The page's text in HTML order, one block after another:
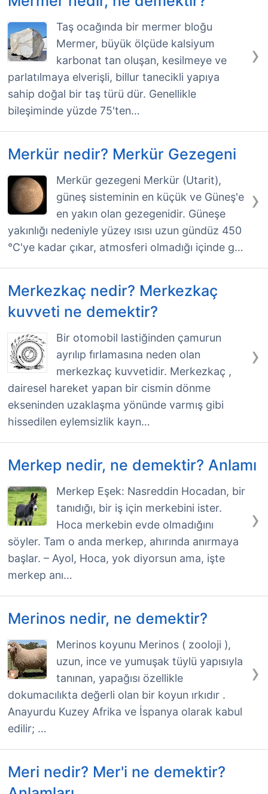
›
Taş ocağında bir mermer bloğu
Mermer, büyük ölçüde kalsiyum
karbonat tan oluşan, kesilmeye ve
parlatılmaya elverişli, billur tanecikli yapıya
sahip doğal bir taş türü dür. Genellikle
bileşiminde yüzde 75'ten…
Merkür nedir? Merkür Gezegeni
›
Merkür gezegeni Merkür (Utarit),
güneş sisteminin en küçük ve Güneş'e
en yakın olan gezegenidir. Güneşe
yakınlığı nedeniyle yüzey ısısı uzun gündüz 450
°C'ye kadar çıkar, atmosferi olmadığı içinde g…
Merkezkaç nedir? Merkezkaç
kuvveti ne demektir?
›
Bir otomobil lastiğinden çamurun
ayrılıp fırlamasına neden olan
merkezkaç kuvvetidir. Merkezkaç ,
dairesel hareket yapan bir cismin dönme
ekseninden uzaklaşma yönünde varmış gibi
hissedilen eylemsizlik kayn…
Merkep nedir, ne demektir? Anlamı
›
Merkep Eşek: Nasreddin Hocadan, bir
tanıdığı, bir iş için merkebini ister.
Hoca merkebin evde olmadığını
söyler. Tam o anda merkep, ahırında anırmaya
başlar. – Ayol, Hoca, yok diyorsun ama, işte
merkep anı…
Merinos nedir, ne demektir?
›
Merinos koyunu Merinos ( zooloji ),
uzun, ince ve yumuşak tüylü yapısıyla
tanınan, yapağısı özellikle
dokumacılıkta değerli olan bir koyun ırkıdır .
Anayurdu Kuzey Afrika ve İspanya olarak kabul
edilir; …
Meri nedir? Mer'i ne demektir?